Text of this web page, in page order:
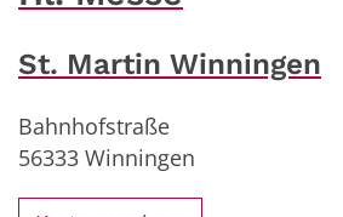
St. Martin Winningen
Bahnhofstraße
56333 Winningen